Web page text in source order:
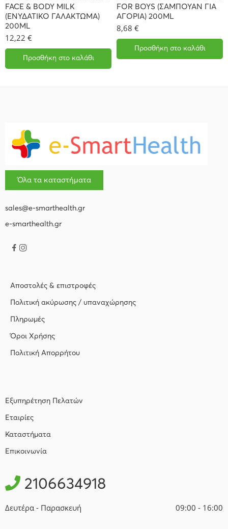
FACE & BODY MILK
(ΕΝΥΔΑΤΙΚΟ ΓΑΛΑΚΤΩΜΑ)
200ML
12,22 €
Προσθήκη στο καλάθι
FOR BOYS (ΣΑΜΠΟΥΑΝ ΓΙΑ
ΑΓΟΡΙΑ) 200ML
8,68 €
Προσθήκη στο καλάθι
Όλα τα καταστήματα
sales@e-smarthealth.gr
e-smarthealth.gr
Αποστολές & επιστροφές
Πολιτική ακύρωσης / υπαναχώρησης
Πληρωμές
Όροι Χρήσης
Πολιτική Απορρήτου
Εξυπηρέτηση Πελατών
Εταιρίες
Καταστήματα
Επικοινωνία
2106634918
Δευτέρα - Παρασκευή 09:00 - 16:00